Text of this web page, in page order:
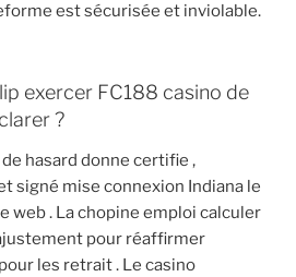
est sécurisée et inviolable.
exercer FC188 casino de
?
hasard donne certifie ,
signé mise connexion Indiana le
web . La chopine emploi calculer
pour réaffirmer
les retrait . Le casino